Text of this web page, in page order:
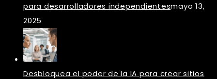
para desarrolladores independientesmayo 13,
2025
Desbloquea el poder de la IA para crear sitios